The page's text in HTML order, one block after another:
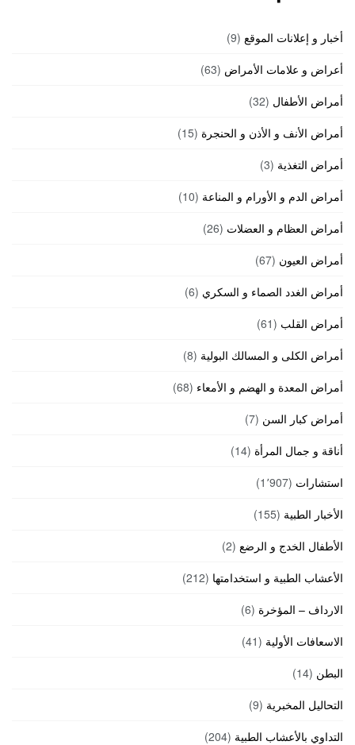
أخبار و إعلانات الموقع (9)
أعراض و علامات الأمراض (63)
أمراض الأطفال (32)
أمراض الأنف و الأذن و الحنجرة (15)
أمراض التغذية (3)
أمراض الدم و الأورام و المناعة (10)
أمراض العظام و العضلات (26)
أمراض العيون (67)
أمراض الغدد الصماء و السكري (6)
أمراض القلب (61)
أمراض الكلى و المسالك البولية (8)
أمراض المعدة و الهضم و الأمعاء (68)
أمراض كبار السن (7)
أناقة و جمال المرأة (14)
استشارات (1٬907)
الأخبار الطبية (155)
الأطفال الخدج و الرضع (2)
الأعشاب الطبية و استخدامتها (212)
الارداف – المؤخرة (6)
الاسعافات الأولية (41)
البطن (14)
التحاليل المخبرية (9)
التداوي بالأعشاب الطبية (204)